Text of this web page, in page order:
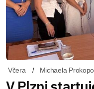
Včera Michaela